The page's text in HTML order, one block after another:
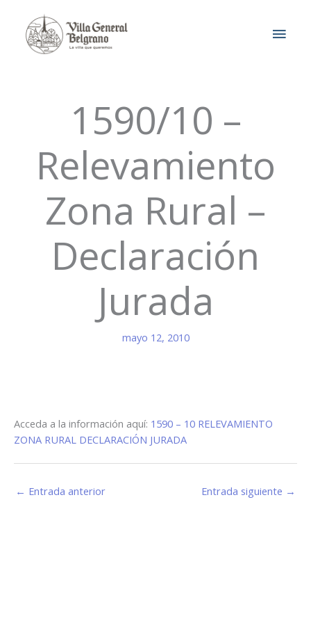
contenido
1590/10 –
Relevamiento
Zona Rural –
Declaración
Jurada
mayo 12, 2010
Acceda a la información aquí: 1590 – 10 RELEVAMIENTO
ZONA RURAL DECLARACIÓN JURADA
← Entrada anterior Entrada siguiente →